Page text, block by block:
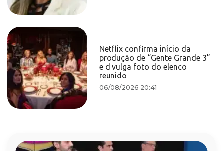
Netflix confirma início da
produção de “Gente Grande 3”
e divulga foto do elenco
reunido
06/08/2026 20:41